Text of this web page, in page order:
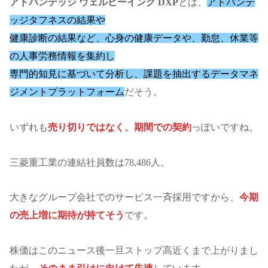
アドバンテッジ ウェルビーイング DXPとは、 アドバンテ
ッジタフネスの結果や
健康診断の結果など、心身の健康データや、勤怠、休業等
の人事労務情報を集約し
専門的知見に基づいて分析し、課題を抽出するデータマネ
ジメントプラットフォームだそう。
いずれも売り切りではなく、期間での契約っぽいですね。
三菱重工業の連結社員数は78,486人。
大きなグループ会社でのサービス一斉採用ですから、 今期
の売上増に期待が持てそう です。
株価はこのニュース後一旦ストップ高近くまで上がりまし